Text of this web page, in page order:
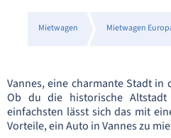
Mietwagen Mietwagen
Vannes, eine charmante Stadt
Ob du die historische Altstadt
einfachsten lässt sich das mit
Vorteile, ein Auto in Vannes zu